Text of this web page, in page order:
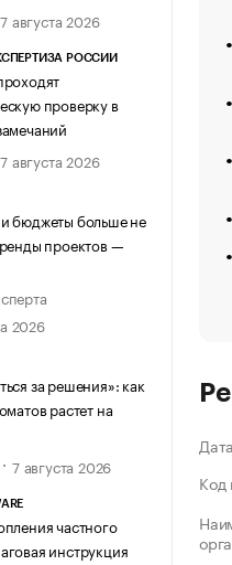
7 августа 2026
РОССИИ
проверку в
7 августа 2026
бюджеты больше не
проектов —
2026
за решения»: как
растет на
7 августа 2026
частного
инструкция
Код